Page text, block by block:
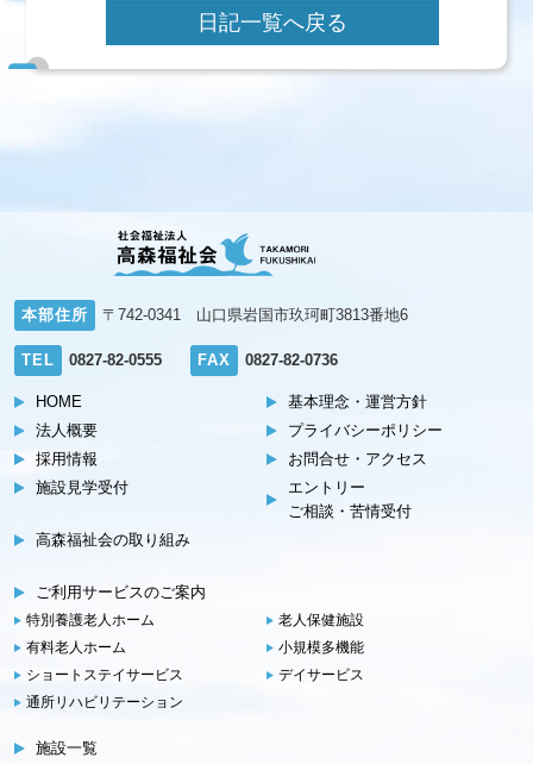
日記一覧へ戻る
本部住所 〒742-0341 山口県岩国市玖珂町3813番地6
TEL 0827-82-0555 FAX 0827-82-0736
HOME
基本理念・運営方針
法人概要
プライバシーポリシー
採用情報
お問合せ・アクセス
施設見学受付
エントリー
ご相談・苦情受付
高森福祉会の取り組み
ご利用サービスのご案内
特別養護老人ホーム
老人保健施設
有料老人ホーム
小規模多機能
ショートステイサービス
デイサービス
通所リハビリテーション
施設一覧